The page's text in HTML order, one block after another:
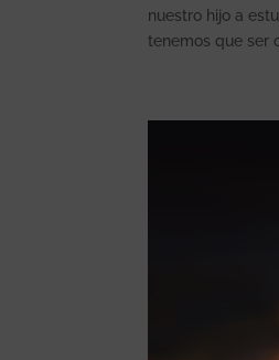
nuestro hijo a
tenemos que ser